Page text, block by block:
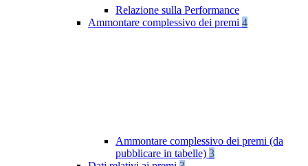
Relazione sulla Performance
Ammontare complessivo dei premi 4
Ammontare complessivo dei premi (da
pubblicare in tabelle) 3